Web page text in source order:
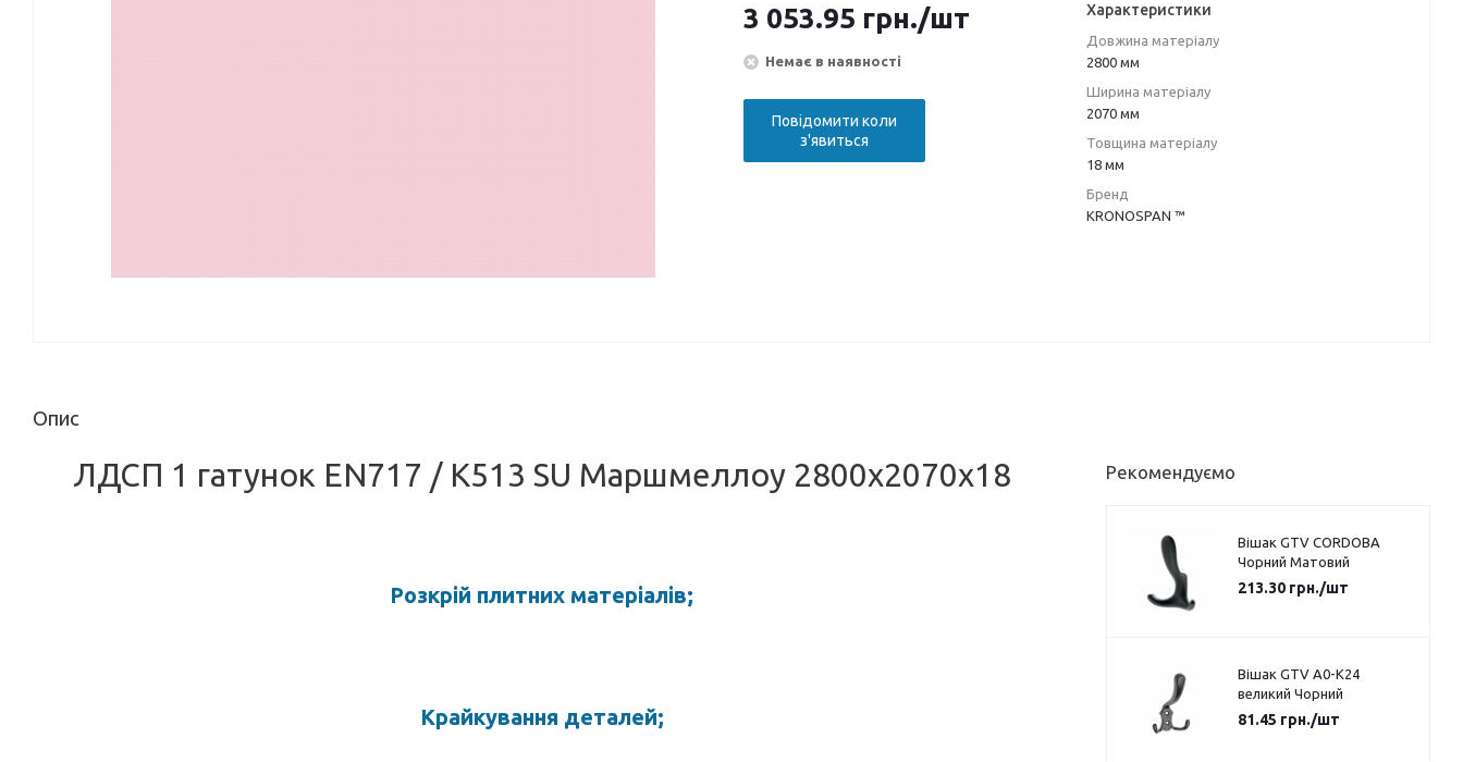
3 053.95 грн./шт
Немає в наявності
Повідомити коли
з'явиться
Характеристики
Довжина матеріалу
2800 мм
Ширина матеріалу
2070 мм
Товщина матеріалу
18 мм
Бренд
KRONOSPAN ™
Опис
ЛДСП 1 гатунок EN717 / K513 SU Маршмеллоу 2800х2070х18
Розкрій плитних матеріалів;
Крайкування деталей;
Рекомендуємо
Вішак GTV CORDOBA
Чорний Матовий
213.30грн./шт
Вішак GTV A0-K24
великий Чорний
81.45 грн./шт